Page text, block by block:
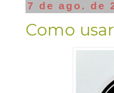
7 de ago. de
Como